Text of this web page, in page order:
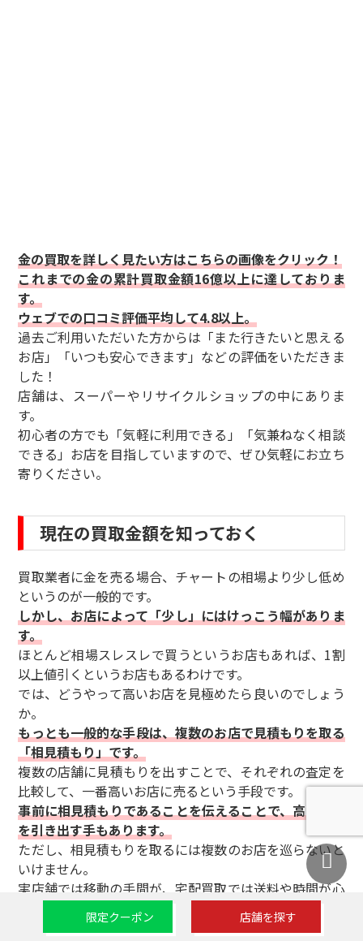
金の買取を詳しく見たい方はこちらの画像をクリック！
これまでの金の累計買取金額16億以上に達しておりま
す。
ウェブでの口コミ評価平均して4.8以上。
過去ご利用いただいた方からは「また行きたいと思える
お店」「いつも安心できます」などの評価をいただきま
した！
店舗は、スーパーやリサイクルショップの中にありま
す。
初心者の方でも「気軽に利用できる」「気兼ねなく相談
できる」お店を目指していますので、ぜひ気軽にお立ち
寄りください。
現在の買取金額を知っておく
買取業者に金を売る場合、チャートの相場より少し低め
というのが一般的です。
しかし、お店によって「少し」にはけっこう幅がありま
す。
ほとんど相場スレスレで買うというお店もあれば、1割
以上値引くというお店もあるわけです。
では、どうやって高いお店を見極めたら良いのでしょう
か。
もっとも一般的な手段は、複数のお店で見積もりを取る
「相見積もり」です。
複数の店舗に見積もりを出すことで、それぞれの査定を
比較して、一番高いお店に売るという手段です。
事前に相見積もりであることを伝えることで、高い相場
を引き出す手もあります。
ただし、相見積もりを取るには複数のお店を巡らないと
いけません。
実店舗では移動の手間が、宅配買取では送料や時間が心
したがって、手当たり次第に見積もりを取るよりも、ネ
限定クーポン 店舗を探す